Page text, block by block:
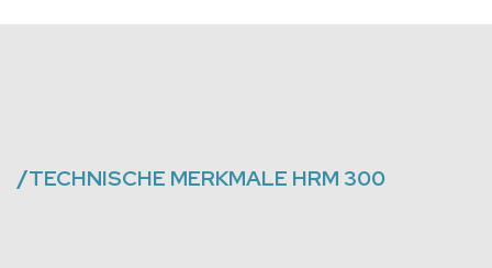
/TECHNISCHE MERKMALE HRM 300